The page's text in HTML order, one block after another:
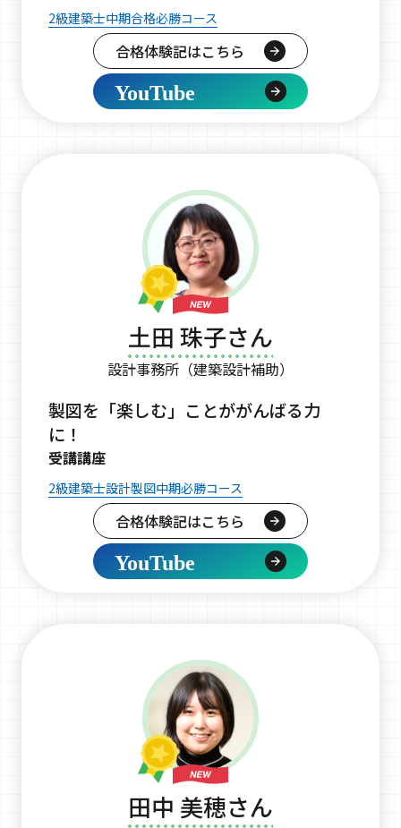
2級建築士中期合格必勝コース
合格体験記はこちら
YouTube
土田 珠子さん
設計事務所（建築設計補助）
製図を「楽しむ」ことががんばる力
に！
受講講座
2級建築士設計製図中期必勝コース
合格体験記はこちら
YouTube
田中 美穂さん